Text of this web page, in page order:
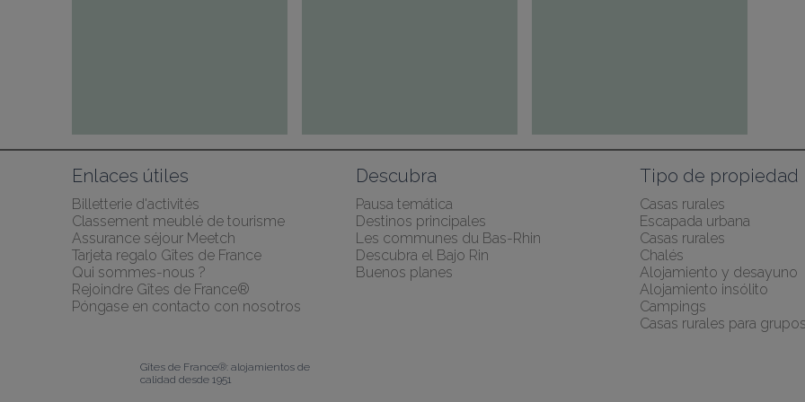
Enlaces útiles
Billetterie d'activités
Classement meublé de tourisme
Assurance séjour Meetch
Tarjeta regalo Gîtes de France
Qui sommes-nous ?
Rejoindre Gîtes de France®
Póngase en contacto con nosotros
Descubra
Pausa temática
Destinos principales
Les communes du Bas-Rhin
Descubra el Bajo Rin
Buenos planes
Tipo de propiedad
Casas rurales
Escapada urbana
Casas rurales
Chalés
Alojamiento y desayuno
Alojamiento insólito
Campings
Casas rurales para
Gîtes de France®: alojamientos de
calidad desde 1951